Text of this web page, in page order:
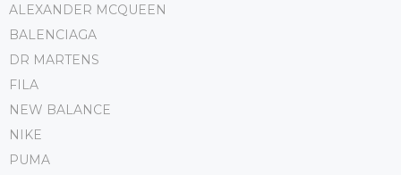
ALEXANDER MCQUEEN
BALENCIAGA
DR MARTENS
FILA
NEW BALANCE
NIKE
PUMA